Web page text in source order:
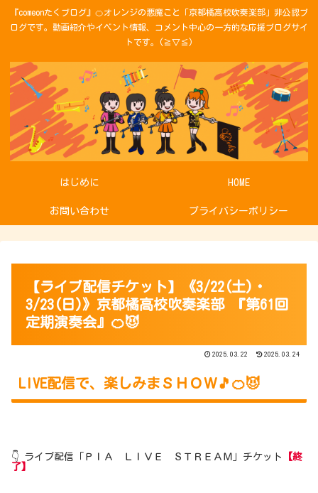
『comeonたくブログ』🍊オレンジの悪魔こと「京都橘高校吹奏楽部」非公認ブ
ログです。動画紹介やイベント情報、コメント中心の一方的な応援ブログサイ
トです。(≧▽≦)
はじめに HOME
お問い合わせ プライバシーポリシー
【ライブ配信チケット】《3/22(土)・
3/23(日)》京都橘高校吹奏楽部 『第61回
定期演奏会』🍊😈
2025.03.22 2025.03.24
LIVE配信で、楽しみまＳＨＯＷ🎵🍊😈
👇 ライブ配信「ＰＩＡ ＬＩＶＥ ＳＴＲＥＡＭ」チケット
【終
了】